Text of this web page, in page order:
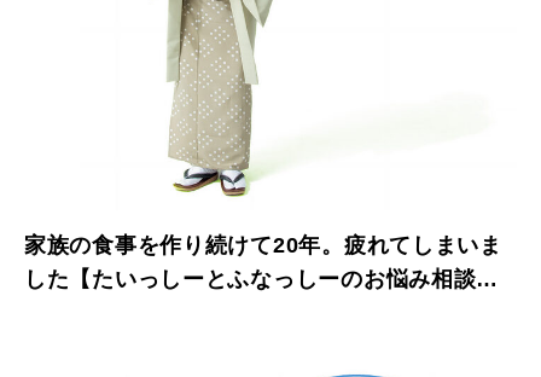
家族の食事を作り続けて20年。疲れてしまいま
した【たいっしーとふなっしーのお悩み相談